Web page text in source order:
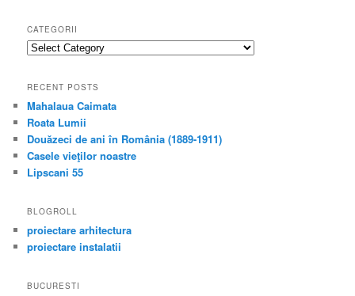
CATEGORII
categorii
RECENT POSTS
Mahalaua Caimata
Roata Lumii
Douăzeci de ani în România (1889-1911)
Casele vieţilor noastre
Lipscani 55
BLOGROLL
proiectare arhitectura
proiectare instalatii
BUCURESTI